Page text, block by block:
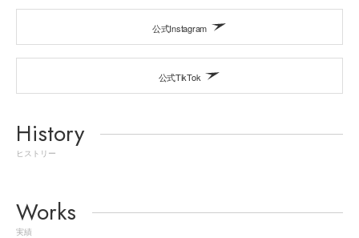
公式Instagram
公式TikTok
History
ヒストリー
Works
実績